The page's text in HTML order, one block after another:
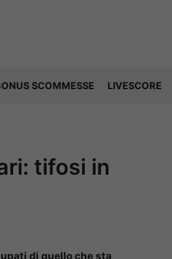
SCOMMESSE LIVESCORE
tifosi in
di quello che sta